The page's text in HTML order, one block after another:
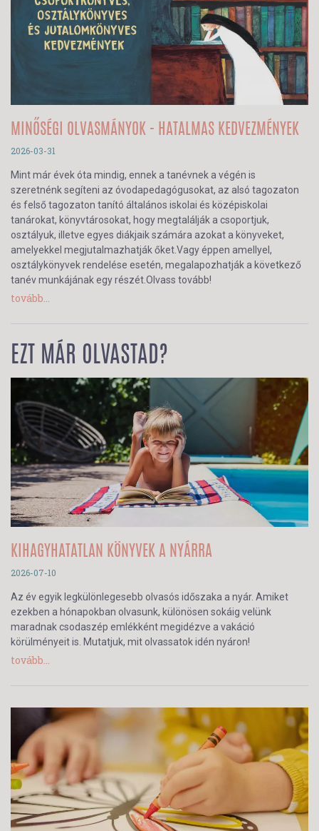
MINŐSÉGI OLVASMÁNYOK - HATALMAS KEDVEZMÉNYEK
2026-03-31
Mint már évek óta mindig, ennek a tanévnek a végén is
szeretnénk segíteni az óvodapedagógusokat, az alsó tagozaton
és felső tagozaton tanító általános iskolai és középiskolai
tanárokat, könyvtárosokat, hogy megtalálják a csoportjuk,
osztályuk, illetve egyes diákjaik számára azokat a könyveket,
amelyekkel megjutalmazhatják őket.Vagy éppen amellyel,
osztálykönyvek rendelése esetén, megalapozhatják a következő
tanév munkájának egy részét.Olvass tovább!
tovább...
EZT MÁR OLVASTAD?
KIHAGYHATATLAN KÖNYVEK A NYÁRRA
2026-07-10
Az év egyik legkülönlegesebb olvasós időszaka a nyár. Amiket
ezekben a hónapokban olvasunk, különösen sokáig velünk
maradnak csodaszép emlékként megidézve a vakáció
körülményeit is. Mutatjuk, mit olvassatok idén nyáron!
tovább...